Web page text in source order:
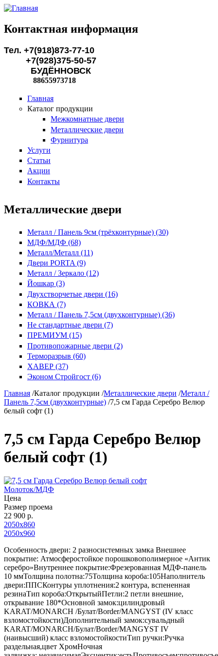
Перейти к основному содержанию
Контактная информация
Тел. +7(918)873-77-10
+7(928)375-50-57
БУДЁННОВСК
88655973718
Главная
Каталог продукции
Межкомнатные двери
Металлические двери
Фурнитура
Услуги
Статьи
Акции
Контакты
Металлические двери
Металл / Панель 9см (трёхконтурные) (30)
МДФ/МДФ (68)
Металл/Металл (11)
Двери PORTA (9)
Металл / Зеркало (12)
Йошкар (3)
Двухстворчетые двери (16)
КОВКА (7)
Металл / Панель 7,5см (двухконтурные) (36)
Не стандартные двери (7)
ПРЕМИУМ (15)
Противопожарные двери (2)
Терморазрыв (60)
ХАВЕР (37)
Эконом Стройгост (6)
Главная /Каталог продукции /Металлические двери /Металл /
Панель 7,5см (двухконтурные) /7,5 см Гарда Серебро Велюр
белый софт (1)
7,5 см Гарда Серебро Велюр
белый софт (1)
Молоток/МДФ
Цена
Размер проема
22 900 р.
2050х860
2050х960
Особенность двери: 2 разносистемных замка Внешнее
покрытие: Атмосферостойкое порошковополимерное «Антик
серебро»Внутреннее покрытие:Фрезерованная МДФ-панель
10 ммТолщина полотна:75Толщина короба:105Наполнитель
двери:ППСКонтуры уплотнения:2 контура, вспененная
резинаТип короба:ОткрытыйПетли:2 петли внешние,
открывание 180*Основной замок:цилиндровый
KARAT/MONARCH /Булат/Border/MANGYST (IV класс
взломостойкости)Дополнительный замок:сувальдный
KARAT/MONARCH/Булат/Border/MANGYST IV
(наивысший) класс взломостойкостиТип ручки:Ручка
раздельная,цвет ХромНочная